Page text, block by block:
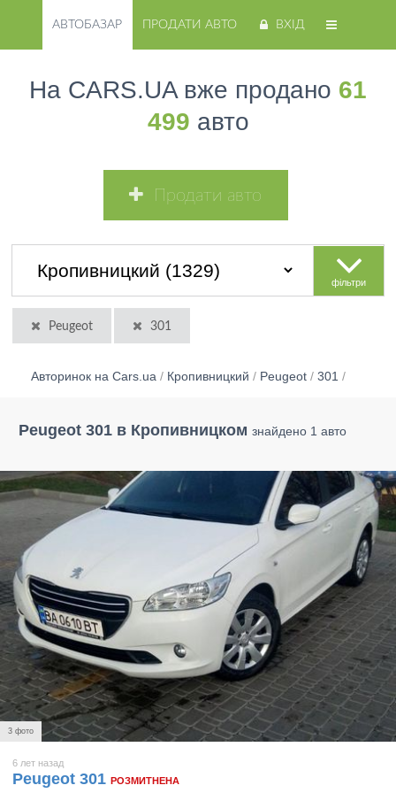
АВТОБАЗАР ПРОДАТИ АВТО ВХІД
На CARS.UA вже продано 61
499 авто
Продати авто
фільтри
Peugeot 301
Авторинок на Cars.ua / Кропивницкий / Peugeot / 301 /
Peugeot 301 в Кропивницком знайдено 1 авто
3 фото
6 лет назад
Peugeot 301 РОЗМИТНЕНА